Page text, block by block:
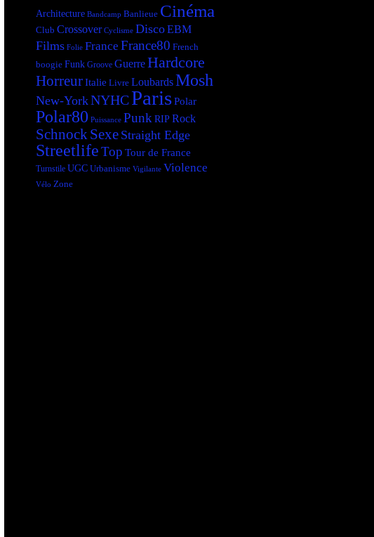
Architecture Bandcamp Banlieue Cinéma
Club Crossover Cyclisme DiscoEBM
Films Folie France France80 French
boogie Funk Groove GuerreHardcore
HorreurItalie Livre LoubardsMosh
New-YorkNYHCParisPolar
Polar80 Puissance Punk RIPRock
Schnock Sexe Straight Edge
StreetlifeTop Tour de France
Turnstile UGC Urbanisme Vigilante Violence
Vélo Zone